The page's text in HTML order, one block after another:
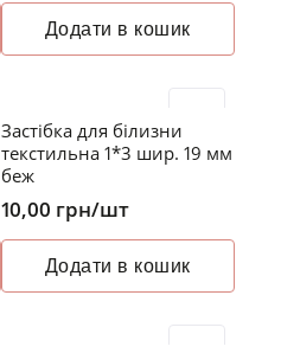
Додати в кошик
Застібка для білизни
текстильна 1*3 шир. 19 мм
беж
10,00 грн/шт
Додати в кошик